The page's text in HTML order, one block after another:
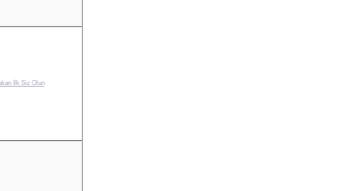
İlk Siz Olun